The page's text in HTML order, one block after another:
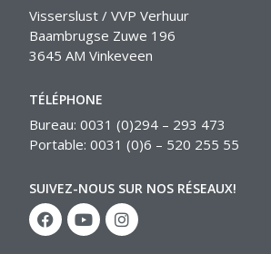
Visserslust / VVP Verhuur
Baambrugse Zuwe 196
3645 AM Vinkeveen
TÉLÉPHONE
Bureau: 0031 (0)294 – 293 473
Portable: 0031 (0)6 – 520 255 55
SUIVEZ-NOUS SUR NOS RÉSEAUX!